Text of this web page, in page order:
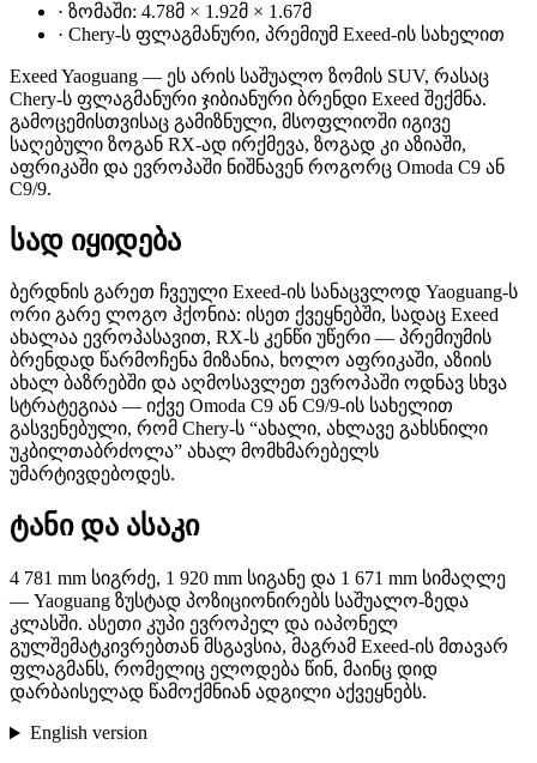
· ზომაში: 4.78მ × 1.92მ × 1.67მ
· Chery-ს ფლაგმანური, პრემიუმ Exeed-ის სახელით
Exeed Yaoguang — ეს არის საშუალო ზომის SUV, რასაც
Chery-ს ფლაგმანური ჯიბიანური ბრენდი Exeed შექმნა.
გამოცემისთვისაც გამიზნული, მსოფლიოში იგივე
საღებული ზოგან RX-ად ირქმევა, ზოგად კი აზიაში,
აფრიკაში და ევროპაში ნიშნავენ როგორც Omoda C9 ან
C9/9.
სად იყიდება
ბერდნის გარეთ ჩვეული Exeed-ის სანაცვლოდ Yaoguang-ს
ორი გარე ლოგო ჰქონია: ისეთ ქვეყნებში, სადაც Exeed
ახალაა ევროპასავით, RX-ს კენწი უწერი — პრემიუმის
ბრენდად წარმოჩენა მიზანია, ხოლო აფრიკაში, აზიის
ახალ ბაზრებში და აღმოსავლეთ ევროპაში ოდნავ სხვა
სტრატეგიაა — იქვე Omoda C9 ან C9/9-ის სახელით
გასვენებული, რომ Chery-ს “ახალი, ახლავე გახსნილი
უკბილთაბრძოლა” ახალ მომხმარებელს
უმარტივდებოდეს.
ტანი და ასაკი
4 781 mm სიგრძე, 1 920 mm სიგანე და 1 671 mm სიმაღლე
— Yaoguang ზუსტად პოზიციონირებს საშუალო-ზედა
კლასში. ასეთი კუპი ევროპელ და იაპონელ
გულშემატკივრებთან მსგავსია, მაგრამ Exeed-ის მთავარ
ფლაგმანს, რომელიც ელოდება წინ, მაინც დიდ
დარბაისელად წამოქმნიან ადგილი აქვეყნებს.
English version